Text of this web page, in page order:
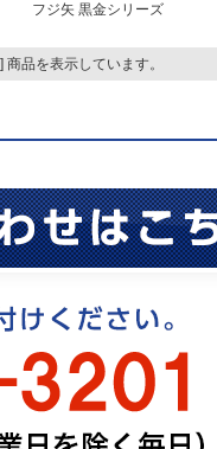
フジ矢 黒金シリーズ
品を表示しています。